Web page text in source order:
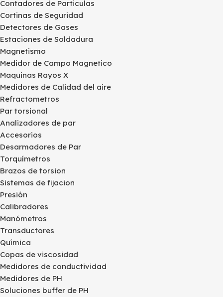
Contadores de Particulas
Cortinas de Seguridad
Detectores de Gases
Estaciones de Soldadura
Magnetismo
Medidor de Campo Magnetico
Maquinas Rayos X
Medidores de Calidad del aire
Refractometros
Par torsional
Analizadores de par
Accesorios
Desarmadores de Par
Torquímetros
Brazos de torsion
Sistemas de fijacion
Presión
Calibradores
Manómetros
Transductores
Química
Copas de viscosidad
Medidores de conductividad
Medidores de PH
Soluciones buffer de PH